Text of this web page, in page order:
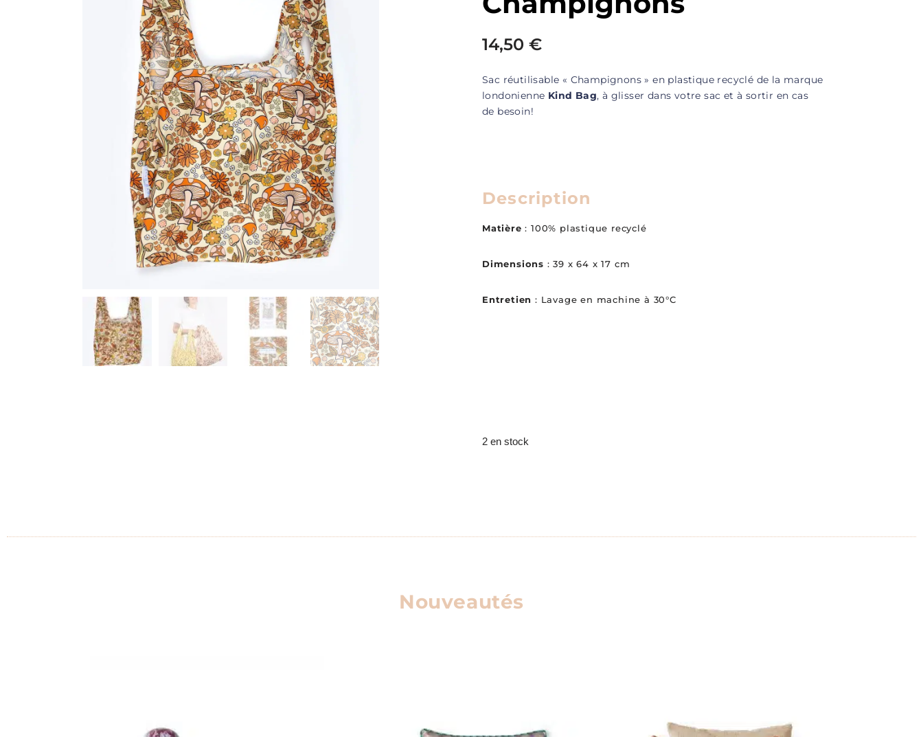
14,50 €
Sac réutilisable « Champignons » en plastique recyclé de la marque
londonienne Kind Bag, à glisser dans votre sac et à sortir en cas
de besoin!
Description
Matière : 100% plastique recyclé
Dimensions : 39 x 64 x 17 cm
Entretien : Lavage en machine à 30°C
2 en stock
Nouveautés